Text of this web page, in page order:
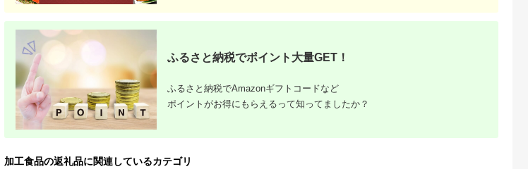
出典：ふるさとチョイ
形県 鶴岡市
771 黄色い笹巻
「庄内恵巻」 個別
の冷凍ちまき10
糖みつ・青きな粉
5.0
12,500 円
出典：ふるさとパレッ
鹿児島県 南さつま市
ラエティセット 4種
5.0
寄付金額:19,000円
和歌山県 串本町
たっぷり15点以上！
かせスペシャルセッ
【ozk103A-1】
5.0
税
千葉県 千葉市
★(R)チャーハン 12
飯 冷凍炒飯 にんにく
5.0
ふるさと納税でポイント大量GET！
ふるさと納税でAmazonギフトコードなど
ポイントがお得にもらえるって知ってましたか？
加工食品の返礼品に関連しているカテゴリ